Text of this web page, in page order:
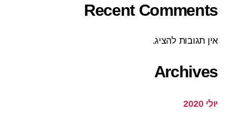
Recent Comments
אין תגובות להציג.
Archives
יולי 2020